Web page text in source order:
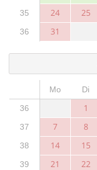
35 24 25
36 31
Mo Di
36
1
37 7 8
38 14 15
39 21 22